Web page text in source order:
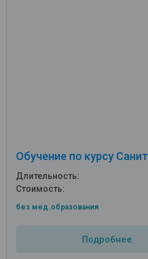
Обучение по курсу
Длительность:
Стоимость:
без мед.образования
Подробнее